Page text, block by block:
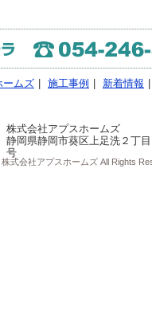
ームズ 施工事例 新着情報
株式会社アプスホームズ
静岡県静岡市葵区上足洗２丁
号
式会社アプスホームズ All Rights